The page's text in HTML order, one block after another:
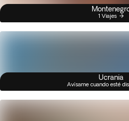
1 Viajes
Ucrania
Avísame cuando esté